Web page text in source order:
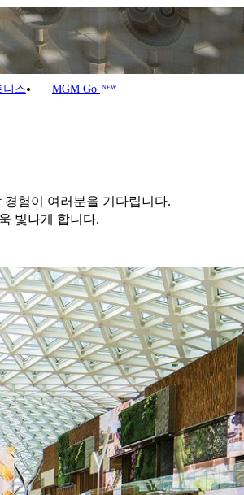
니스 MGM Go NEW
험이 여러분을 기다립니다.
빛나게 합니다.
특한 분위기를 자아냅니다. 또한
의 주요 공간들을 연결하는 센트